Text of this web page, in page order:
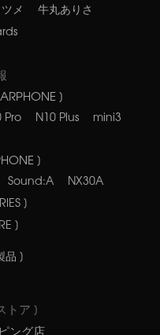
メ
牛丸ありさ
]
Pro N10 Plus
mini3
]
Sound:A
NX30A
]
]
品 ]
トア ]
ング店